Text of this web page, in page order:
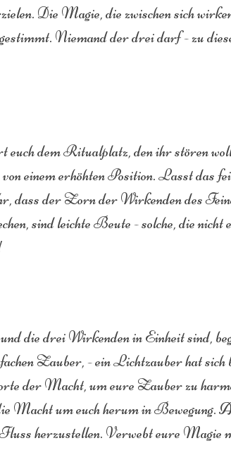
Die Magie, die zwischen sich
Niemand der drei darf - zu
dem Ritualplatz, den ihr stören
einem erhöhten Position. Lasst das
dass der Zorn der Wirkenden des
sind leichte Beute - solche, die nicht
die drei Wirkenden in Einheit sind,
Zauber, - ein Lichtzauber hat
der Macht, um eure Zauber zu
Macht um euch herum in Bewegung.
Fluss herzustellen. Verwebt eure